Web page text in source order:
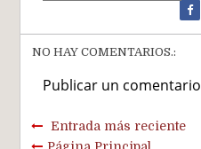
NO HAY COMENTARIOS.:
Publicar un comentario
Entrada más reciente